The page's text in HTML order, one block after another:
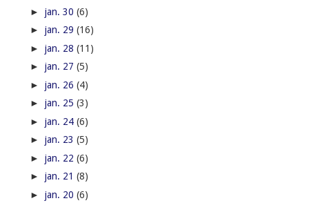
► jan. 30 (6)
► jan. 29 (16)
► jan. 28 (11)
► jan. 27 (5)
► jan. 26 (4)
► jan. 25 (3)
► jan. 24 (6)
► jan. 23 (5)
► jan. 22 (6)
► jan. 21 (8)
► jan. 20 (6)